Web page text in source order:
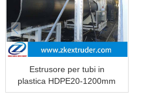
Estrusore per tubi in
plastica HDPE20-1200mm